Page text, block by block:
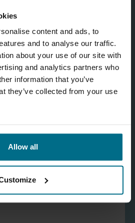
content and ads, to
and to analyse our traffic.
about your use of our site with
and analytics partners who
information that you’ve
they’ve collected from your use
Allow all